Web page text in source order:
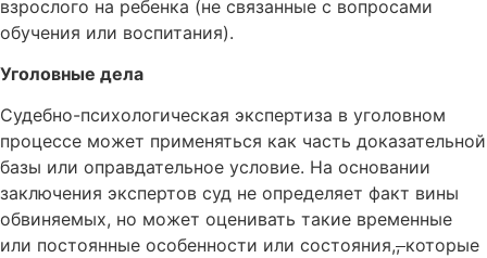
взрослого на ребенка (не связанные с вопросами
обучения или воспитания).
Уголовные дела
Судебно-психологическая экспертиза в уголовном
процессе может применяться как часть доказательной
базы или оправдательное условие. На основании
заключения экспертов суд не определяет факт вины
обвиняемых, но может оценивать такие временные
или постоянные особенности или состояния,,которые